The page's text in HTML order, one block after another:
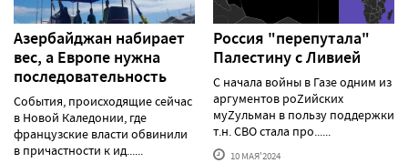
Азербайджан набирает
вес, а Европе нужна
последовательность
События, происходящие сейчас
в Новой Каледонии, где
французские власти обвинили
в причастности к ид......
Россия "перепутала"
Палестину с Ливией
С начала войны в Газе одним из
аргументов роZийских
муZульман в пользу поддержки
т.н. СВО стала про......
10 МАЯ'2024